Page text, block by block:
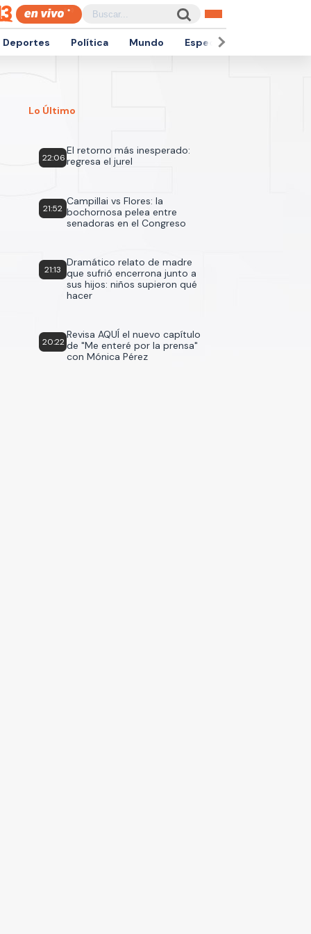
Deportes Política Mundo Espectáculos
Lo Último
22:06
El retorno más inesperado:
regresa el jurel
21:52
Campillai vs Flores: la
bochornosa pelea entre
senadoras en el Congreso
21:13
Dramático relato de madre
que sufrió encerrona junto a
sus hijos: niños supieron qué
hacer
20:22
Revisa AQUÍ el nuevo capítulo
de "Me enteré por la prensa"
con Mónica Pérez